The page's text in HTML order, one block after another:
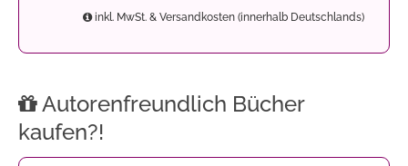
inkl. MwSt. & Versandkosten (innerhalb Deutschlands)
Autorenfreundlich Bücher
kaufen?!